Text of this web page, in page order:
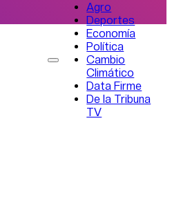
Agro
Deportes
Economía
Política
Cambio
Climático
Data Firme
De la Tribuna
TV